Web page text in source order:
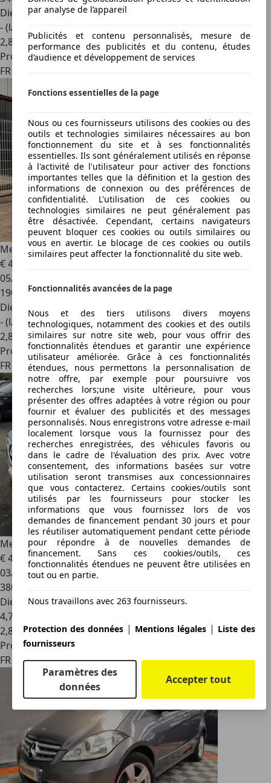
Diesel
- (l/100 km)
2,8
Professionnel
FR 34740
Mercedes-Benz B 180180 CDI DESIGN
€ 4 900
05/2010
190 000 km
Diesel
- (l/100 km)
2,8
Professionnel
FR 27000
Mercedes-Benz E 220
Mercedes E220 2.2 CDI 170ch
€ 4 900
03/2014
380 000 km
Diesel
4,7 l/100 km (mixte)
2,8
Professionnel
FR 50700
par analyse de l’appareil
Publicités et contenu personnalisés, mesure de
performance des publicités et du contenu, études
d’audience et développement de services
Fonctions essentielles de la page
Nous ou ces fournisseurs utilisons des cookies ou des
outils et technologies similaires nécessaires au bon
fonctionnement du site et à ses fonctionnalités
essentielles. Ils sont généralement utilisés en réponse
à l'activité de l'utilisateur pour activer des fonctions
importantes telles que la définition et la gestion des
informations de connexion ou des préférences de
confidentialité. L'utilisation de ces cookies ou
technologies similaires ne peut généralement pas
être désactivée. Cependant, certains navigateurs
peuvent bloquer ces cookies ou outils similaires ou
vous en avertir. Le blocage de ces cookies ou outils
similaires peut affecter la fonctionnalité du site web.
Fonctionnalités avancées de la page
Nous et des tiers utilisons divers moyens
technologiques, notamment des cookies et des outils
similaires sur notre site web, pour vous offrir des
fonctionnalités étendues et garantir une expérience
utilisateur améliorée. Grâce à ces fonctionnalités
étendues, nous permettons la personnalisation de
notre offre, par exemple pour poursuivre vos
recherches lors;une visite ultérieure, pour vous
présenter des offres adaptées à votre région ou pour
fournir et évaluer des publicités et des messages
personnalisés. Nous enregistrons votre adresse e-mail
localement lorsque vous la fournissez pour des
recherches enregistrées, des véhicules favoris ou
dans le cadre de l'évaluation des prix. Avec votre
consentement, des informations basées sur votre
utilisation seront transmises aux concessionnaires
que vous contacterez. Certains cookies/outils sont
utilisés par les fournisseurs pour stocker les
informations que vous fournissez lors de vos
demandes de financement pendant 30 jours et pour
les réutiliser automatiquement pendant cette période
pour répondre à de nouvelles demandes de
financement. Sans ces cookies/outils, ces
fonctionnalités étendues ne peuvent être utilisées en
tout ou en partie.
Nous travaillons avec 263 fournisseurs.
Protection des données | Mentions légales | Liste des
fournisseurs
Paramètres des
données
Accepter tout